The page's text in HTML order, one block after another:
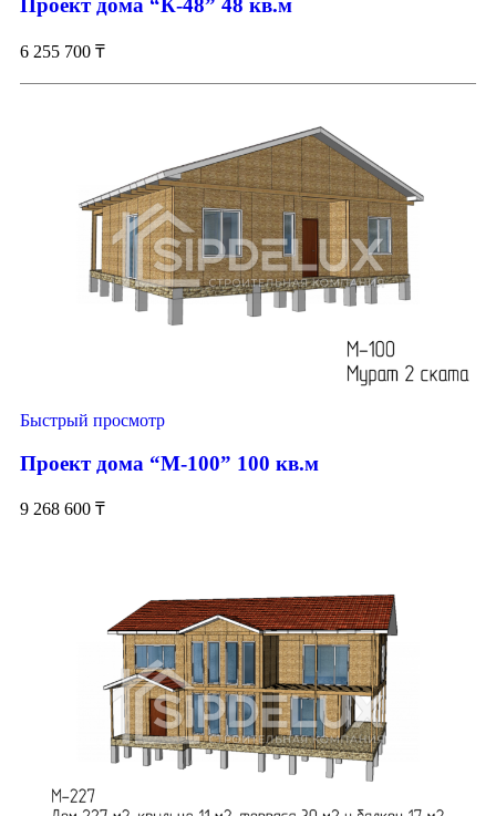
Проект дома “К-48” 48 кв.м
6 255 700 ₸
Быстрый просмотр
Проект дома “М-100” 100 кв.м
9 268 600 ₸